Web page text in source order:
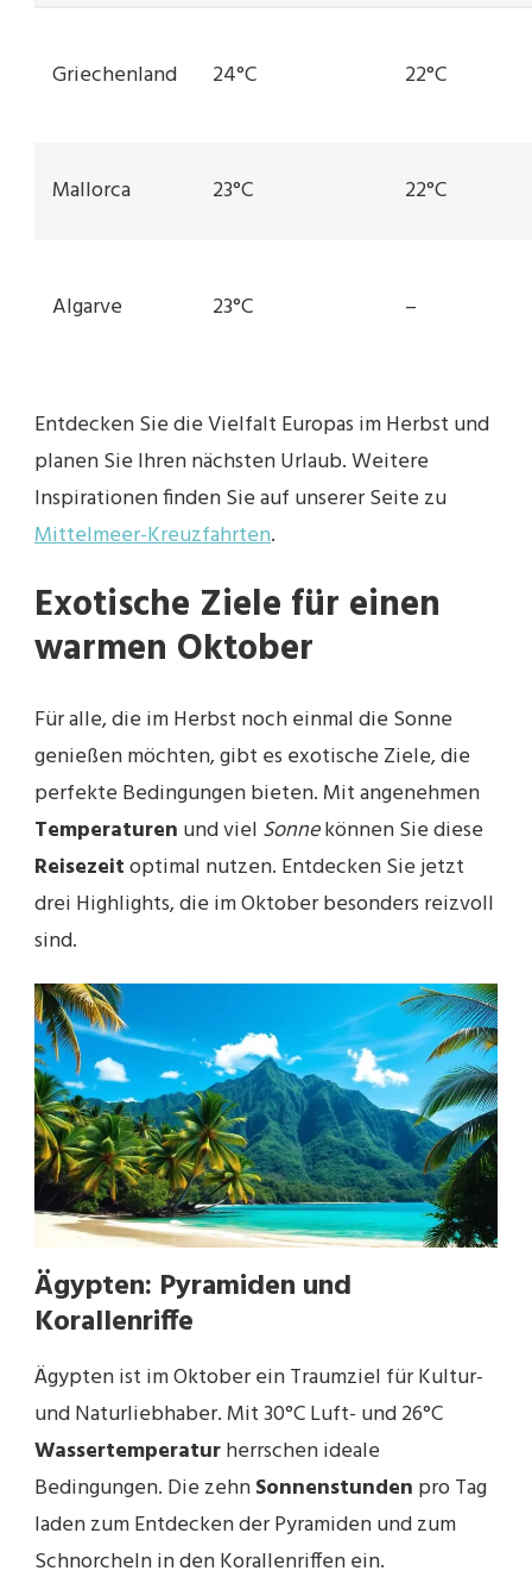
Griechenland 24°C 22°C
Mallorca 23°C 22°C
Algarve 23°C –
Entdecken Sie die Vielfalt Europas im Herbst und
planen Sie Ihren nächsten Urlaub. Weitere
Inspirationen finden Sie auf unserer Seite zu
Mittelmeer-Kreuzfahrten.
Exotische Ziele für einen
warmen Oktober
Für alle, die im Herbst noch einmal die Sonne
genießen möchten, gibt es exotische Ziele, die
perfekte Bedingungen bieten. Mit angenehmen
Temperaturen und viel Sonnekönnen Sie diese
Reisezeitoptimal nutzen. Entdecken Sie jetzt
drei Highlights, die im Oktober besonders reizvoll
sind.
Ägypten: Pyramiden und
Korallenriffe
Ägypten ist im Oktober ein Traumziel für Kultur-
und Naturliebhaber. Mit 30°C Luft- und 26°C
Wassertemperaturherrschen ideale
Bedingungen. Die zehnSonnenstunden pro Tag
laden zum Entdecken der Pyramiden und zum
Schnorcheln in den Korallenriffen ein.